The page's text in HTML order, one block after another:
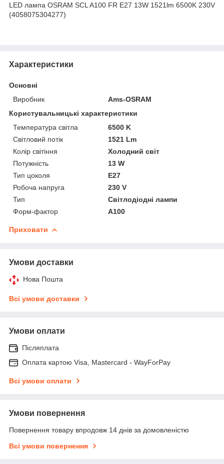
LED лампа OSRAM SCL A100 FR E27 13W 1521lm 6500K 230V
(4058075304277)
Характеристики
Основні
Виробник
Ams-OSRAM
Користувальницькі характеристики
Температура світла
6500 K
Світловий потік
1521 Lm
Колір світіння
Холодний світ
Потужність
13 W
Тип цоколя
E27
Робоча напруга
230 V
Тип
Світлодіодні лампи
Форм-фактор
A100
Приховати
Умови доставки
Нова Пошта
Всі умови доставки
Умови оплати
Післяплата
Оплата картою Visa, Mastercard - WayForPay
Всі умови оплати
Умови повернення
Повернення товару впродовж 14 днів за домовленістю
Всі умови повернення